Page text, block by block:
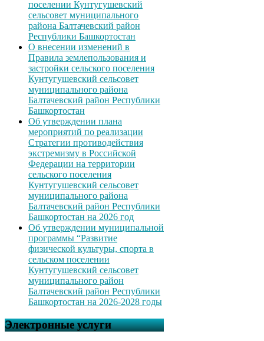
поселении Кунтугушевский
сельсовет муниципального
района Балтачевский район
Республики Башкортостан
О внесении изменений в
Правила землепользования и
застройки сельского поселения
Кунтугушевский сельсовет
муниципального района
Балтачевский район Республики
Башкортостан
Об утверждении плана
мероприятий по реализации
Стратегии противодействия
экстремизму в Российской
Федерации на территории
сельского поселения
Кунтугушевский сельсовет
муниципального района
Балтачевский район Республики
Башкортостан на 2026 год
Об утверждении муниципальной
программы “Развитие
физической культуры, спорта в
сельском поселении
Кунтугушевский сельсовет
муниципального район
Балтачевский район Республики
Башкортостан на 2026-2028 годы
Электронные услуги